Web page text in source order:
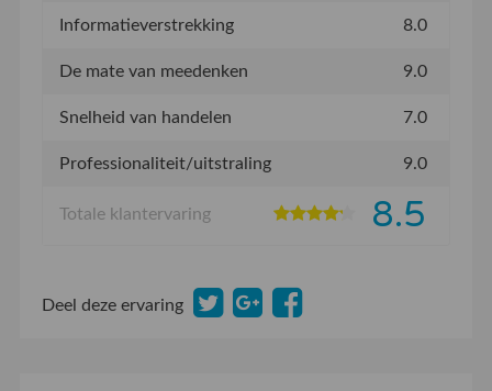
Informatieverstrekking 8.0
De mate van meedenken 9.0
Snelheid van handelen 7.0
Professionaliteit/uitstraling 9.0
Totale klantervaring 8.5
Deel deze ervaring